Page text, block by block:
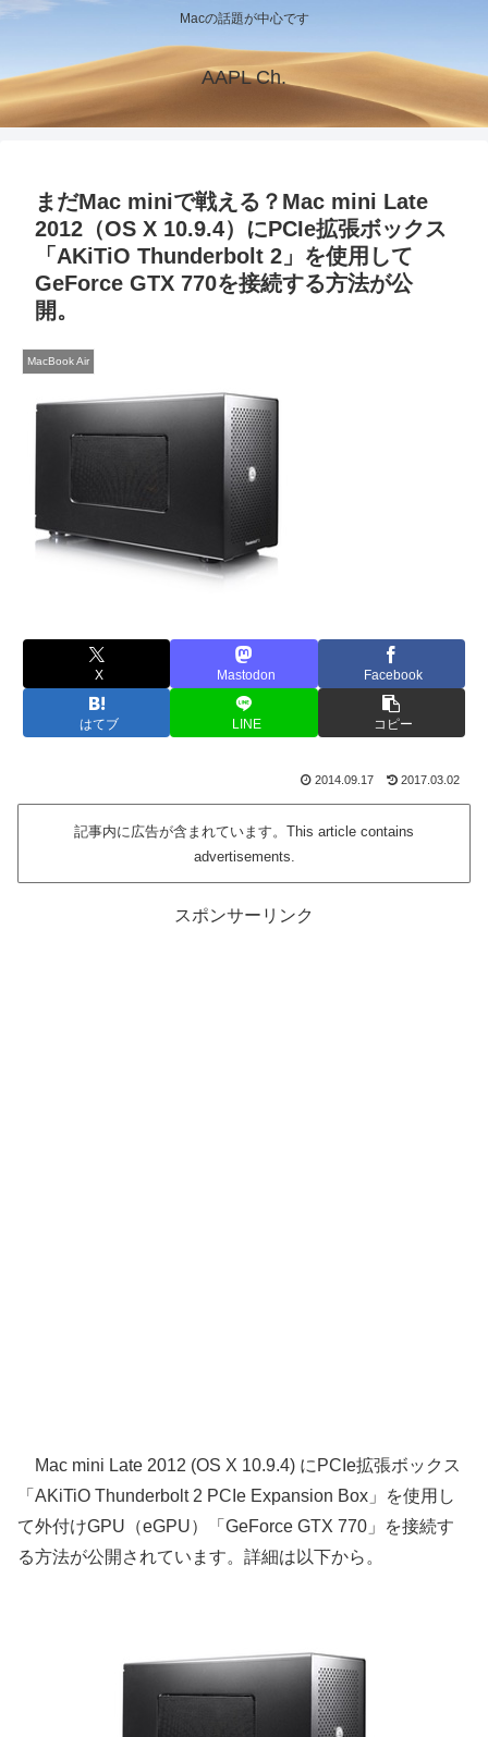
Macの話題が中心です
AAPL Ch.
まだMac miniで戦える？Mac mini Late
2012（OS X 10.9.4）にPCIe拡張ボックス
「AKiTiO Thunderbolt 2」を使用して
GeForce GTX 770を接続する方法が公
開。
MacBook Air
X Mastodon Facebook
はてブ LINE コピー
2014.09.17 2017.03.02
記事内に広告が含まれています。This article contains
advertisements.
スポンサーリンク
Mac mini Late 2012 (OS X 10.9.4) にPCIe拡張ボックス
「AKiTiO Thunderbolt 2 PCIe Expansion Box」を使用し
て外付けGPU（eGPU）「GeForce GTX 770」を接続す
る方法が公開されています。詳細は以下から。